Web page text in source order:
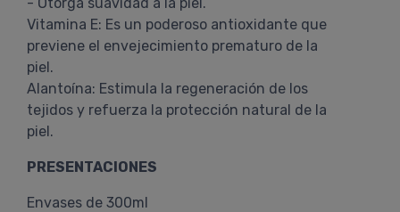
Vitamina E: Es un poderoso antioxidante que
previene el envejecimiento prematuro de la
piel.
Alantoína: Estimula la regeneración de los
tejidos y refuerza la protección natural de la
piel.
PRESENTACIONES
Envases de 300ml